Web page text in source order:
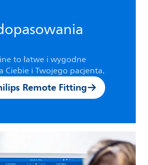
to łatwe i wygodne
Ciebie i Twojego pacjenta.
Remote Fitting